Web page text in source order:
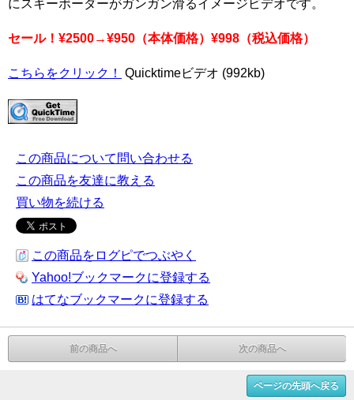
にスキーボーダーがガンガン滑るイメージビデオです。
セール！¥2500→¥950（本体価格）¥998（税込価格）
こちらをクリック！ Quicktimeビデオ (992kb)
この商品について問い合わせる
この商品を友達に教える
買い物を続ける
この商品をログピでつぶやく
Yahoo!ブックマークに登録する
はてなブックマークに登録する
前の商品へ 次の商品へ
ページの先頭へ戻る